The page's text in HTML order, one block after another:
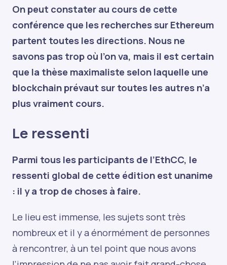
On peut constater au cours de cette
conférence que les recherches sur Ethereum
partent toutes les directions. Nous ne
savons pas trop où l’on va, mais il est certain
que la thèse maximaliste selon laquelle une
blockchain prévaut sur toutes les autres n’a
plus vraiment cours.
Le ressenti
Parmi tous les participants de l’EthCC, le
ressenti global de cette édition est unanime
: il y a trop de choses à faire.
Le lieu est immense, les sujets sont très
nombreux et il y a énormément de personnes
à rencontrer, à un tel point que nous avons